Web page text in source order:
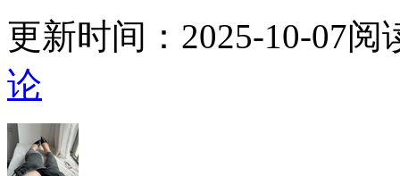
更新时间： 2025-10-07阅
论